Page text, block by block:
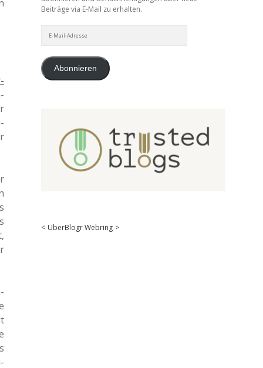
Beiträge via E-Mail zu erhalten.
Mail-
Abonnieren
< UberBlogr Webring >